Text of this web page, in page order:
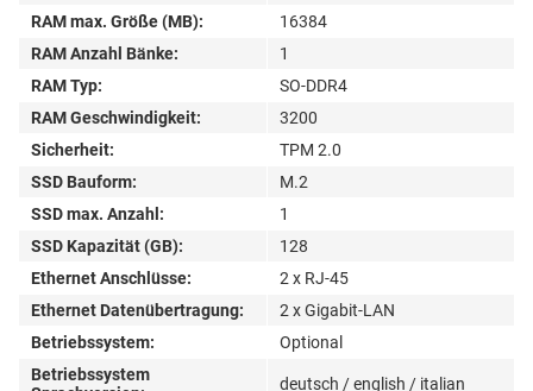
RAM max. Größe (MB):
16384
RAM Anzahl Bänke:
1
RAM Typ:
SO-DDR4
RAM Geschwindigkeit:
3200
Sicherheit:
TPM 2.0
SSD Bauform:
M.2
SSD max. Anzahl:
1
SSD Kapazität (GB):
128
Ethernet Anschlüsse:
2 x RJ-45
Ethernet Datenübertragung:
2 x Gigabit-LAN
Betriebssystem:
Optional
Betriebssystem
deutsch / english / italian